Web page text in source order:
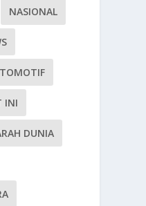
NASIONAL
INI
DUNIA